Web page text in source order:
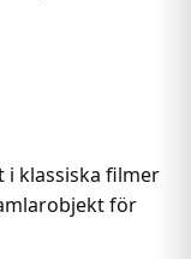
i klassiska filmer
för